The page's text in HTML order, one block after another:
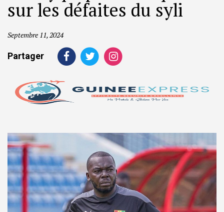
sur les défaites du syli
Septembre 11, 2024
Partager